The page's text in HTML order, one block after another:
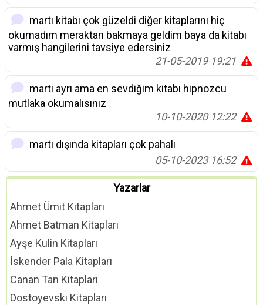
martı kitabı çok güzeldi diğer kitaplarını hiç
okumadım meraktan bakmaya geldim baya da kitabı
varmış hangilerini tavsiye edersiniz
21-05-2019 19:21
martı ayrı ama en sevdiğim kitabı hipnozcu
mutlaka okumalısınız
10-10-2020 12:22
martı dışında kitapları çok pahalı
05-10-2023 16:52
Yazarlar
Ahmet Ümit Kitapları
Ahmet Batman Kitapları
Ayşe Kulin Kitapları
İskender Pala Kitapları
Canan Tan Kitapları
Dostoyevski Kitapları